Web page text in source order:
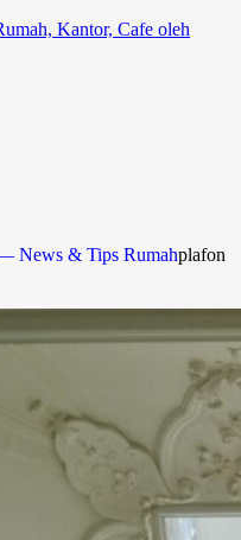
Kantor, Cafe oleh
News & Tips Rumahplafon